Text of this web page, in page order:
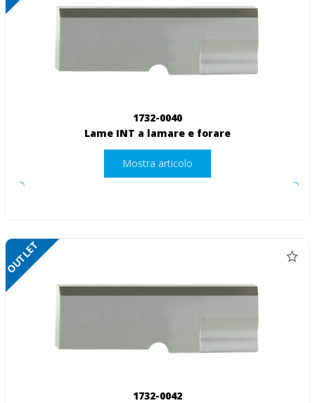
1732-0040
Lame INT a lamare e forare
Mostra articolo
OUTLET
1732-0042